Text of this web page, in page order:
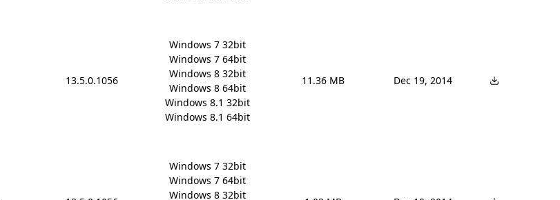
13.5.0.1056
Windows 7 32bit
Windows 7 64bit
Windows 8 32bit
Windows 8 64bit
Windows 8.1 32bit
Windows 8.1 64bit
11.36 MB Dec 19, 2014
Windows 7 32bit
Windows 7 64bit
Windows 8 32bit